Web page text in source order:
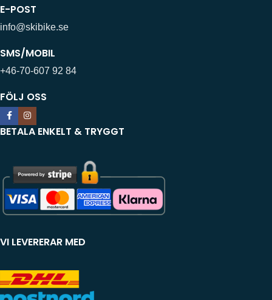
E-POST
info@skibike.se
SMS/MOBIL
+46-70-607 92 84
FÖLJ OSS
BETALA ENKELT & TRYGGT
VI LEVERERAR MED